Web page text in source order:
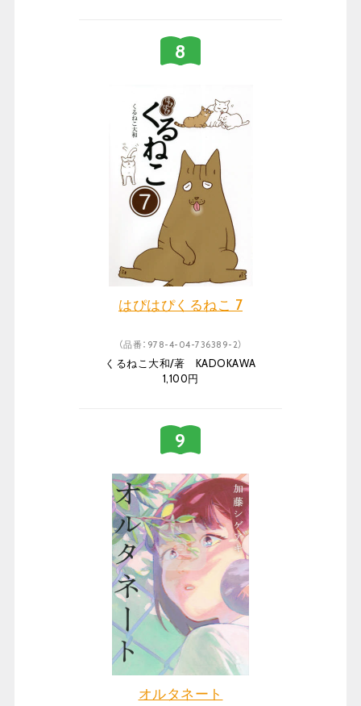
はぴはぴくるねこ 7
（品番：978-4-04-736389-2）
くるねこ大和/著 KADOKAWA
1,100円
オルタネート